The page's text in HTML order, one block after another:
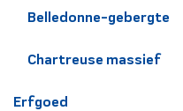
Belledonne-gebergte
Chartreuse massief
Erfgoed